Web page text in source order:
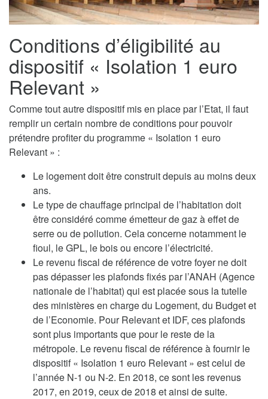
Conditions d’éligibilité au
dispositif « Isolation 1 euro
Relevant »
Comme tout autre dispositif mis en place par l’Etat, il faut
remplir un certain nombre de conditions pour pouvoir
prétendre profiter du programme « Isolation 1 euro
Relevant » :
Le logement doit être construit depuis au moins deux
ans.
Le type de chauffage principal de l’habitation doit
être considéré comme émetteur de gaz à effet de
serre ou de pollution. Cela concerne notamment le
fioul, le GPL, le bois ou encore l’électricité.
Le revenu fiscal de référence de votre foyer ne doit
pas dépasser les plafonds fixés par l’ANAH (Agence
nationale de l’habitat) qui est placée sous la tutelle
des ministères en charge du Logement, du Budget et
de l’Economie. Pour Relevant et IDF, ces plafonds
sont plus importants que pour le reste de la
métropole. Le revenu fiscal de référence à fournir le
dispositif « Isolation 1 euro Relevant » est celui de
l’année N-1 ou N-2. En 2018, ce sont les revenus
2017, en 2019, ceux de 2018 et ainsi de suite.